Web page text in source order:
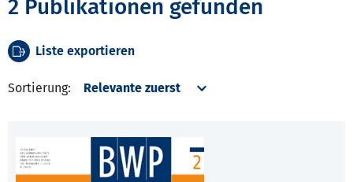
2 Publikationen gefunden
Liste exportieren
Sortierung: